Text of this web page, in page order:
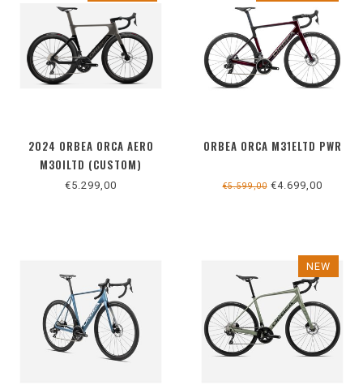
2024 ORBEA ORCA AERO
M30ILTD (CUSTOM)
€5.299,00
ORBEA ORCA M31ELTD PWR
€5.599,00€4.699,00
NEW